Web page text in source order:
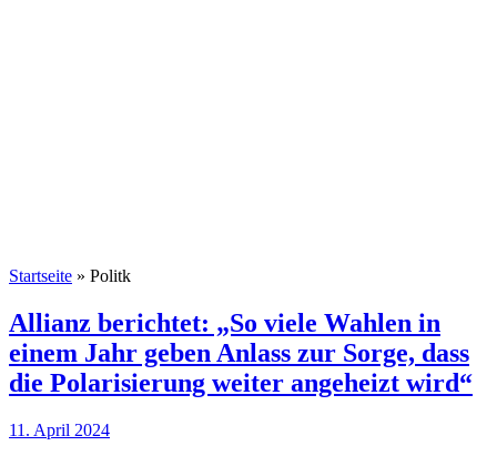
Startseite » Politk
Allianz berichtet: „So viele Wahlen in
einem Jahr geben Anlass zur Sorge, dass
die Polarisierung weiter angeheizt wird“
11. April 2024